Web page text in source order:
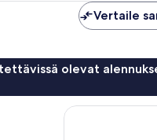
Vertaile
olevat